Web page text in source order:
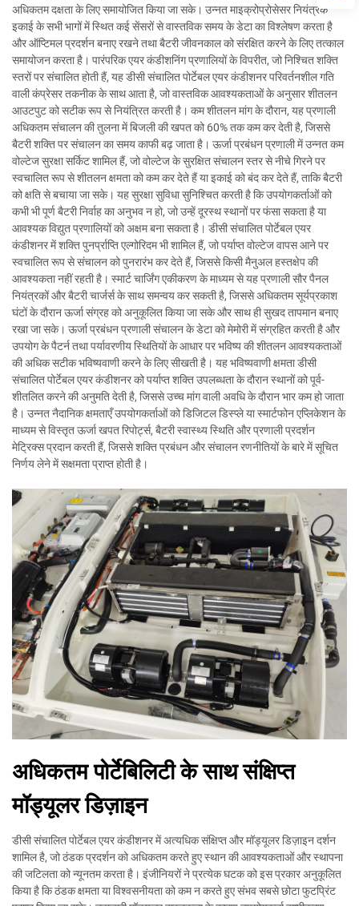
अधिकतम दक्षता के लिए समायोजित किया जा सके। उन्नत माइक्रोप्रोसेसर नियंत्रक
इकाई के सभी भागों में स्थित कई सेंसरों से वास्तविक समय के डेटा का विश्लेषण करता है
और ऑप्टिमल प्रदर्शन बनाए रखने तथा बैटरी जीवनकाल को संरक्षित करने के लिए तत्काल
समायोजन करता है। पारंपरिक एयर कंडीशनिंग प्रणालियों के विपरीत, जो निश्चित शक्ति
स्तरों पर संचालित होती हैं, यह डीसी संचालित पोर्टेबल एयर कंडीशनर परिवर्तनशील गति
वाली कंप्रेसर तकनीक के साथ आता है, जो वास्तविक आवश्यकताओं के अनुसार शीतलन
आउटपुट को सटीक रूप से नियंत्रित करती है। कम शीतलन मांग के दौरान, यह प्रणाली
अधिकतम संचालन की तुलना में बिजली की खपत को 60% तक कम कर देती है, जिससे
बैटरी शक्ति पर संचालन का समय काफी बढ़ जाता है। ऊर्जा प्रबंधन प्रणाली में उन्नत कम
वोल्टेज सुरक्षा सर्किट शामिल हैं, जो वोल्टेज के सुरक्षित संचालन स्तर से नीचे गिरने पर
स्वचालित रूप से शीतलन क्षमता को कम कर देते हैं या इकाई को बंद कर देते हैं, ताकि बैटरी
को क्षति से बचाया जा सके। यह सुरक्षा सुविधा सुनिश्चित करती है कि उपयोगकर्ताओं को
कभी भी पूर्ण बैटरी निर्वाह का अनुभव न हो, जो उन्हें दूरस्थ स्थानों पर फंसा सकता है या
आवश्यक विद्युत प्रणालियों को अक्षम बना सकता है। डीसी संचालित पोर्टेबल एयर
कंडीशनर में शक्ति पुनर्प्राप्ति एल्गोरिदम भी शामिल हैं, जो पर्याप्त वोल्टेज वापस आने पर
स्वचालित रूप से संचालन को पुनरारंभ कर देते हैं, जिससे किसी मैनुअल हस्तक्षेप की
आवश्यकता नहीं रहती है। स्मार्ट चार्जिंग एकीकरण के माध्यम से यह प्रणाली सौर पैनल
नियंत्रकों और बैटरी चार्जर्स के साथ समन्वय कर सकती है, जिससे अधिकतम सूर्यप्रकाश
घंटों के दौरान ऊर्जा संग्रह को अनुकूलित किया जा सके और साथ ही सुखद तापमान बनाए
रखा जा सके। ऊर्जा प्रबंधन प्रणाली संचालन के डेटा को मेमोरी में संग्रहित करती है और
उपयोग के पैटर्न तथा पर्यावरणीय स्थितियों के आधार पर भविष्य की शीतलन आवश्यकताओं
की अधिक सटीक भविष्यवाणी करने के लिए सीखती है। यह भविष्यवाणी क्षमता डीसी
संचालित पोर्टेबल एयर कंडीशनर को पर्याप्त शक्ति उपलब्धता के दौरान स्थानों को पूर्व-
शीतलित करने की अनुमति देती है, जिससे उच्च मांग वाली अवधि के दौरान भार कम हो जाता
है। उन्नत नैदानिक क्षमताएँ उपयोगकर्ताओं को डिजिटल डिस्प्ले या स्मार्टफोन एप्लिकेशन के
माध्यम से विस्तृत ऊर्जा खपत रिपोर्ट्स, बैटरी स्वास्थ्य स्थिति और प्रणाली प्रदर्शन
मेट्रिक्स प्रदान करती हैं, जिससे शक्ति प्रबंधन और संचालन रणनीतियों के बारे में सूचित
निर्णय लेने में सक्षमता प्राप्त होती है।
अधिकतम पोर्टेबिलिटी के साथ संक्षिप्त
मॉड्यूलर डिज़ाइन
डीसी संचालित पोर्टेबल एयर कंडीशनर में अत्यधिक संक्षिप्त और मॉड्यूलर डिज़ाइन दर्शन
शामिल है, जो ठंडक प्रदर्शन को अधिकतम करते हुए स्थान की आवश्यकताओं और स्थापना
की जटिलता को न्यूनतम करता है। इंजीनियरों ने प्रत्येक घटक को इस प्रकार अनुकूलित
किया है कि ठंडक क्षमता या विश्वसनीयता को कम न करते हुए संभव सबसे छोटा फुटप्रिंट